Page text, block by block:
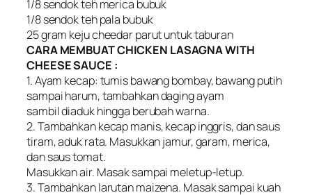
1/8 sendok teh merica bubuk
1/8 sendok teh pala bubuk
25 gram keju cheedar parut untuk taburan
CARA MEMBUAT CHICKEN LASAGNA WITH
CHEESE SAUCE :
1. Ayam kecap: tumis bawang bombay, bawang putih
sampai harum, tambahkan daging ayam
sambil diaduk hingga berubah warna.
2. Tambahkan kecap manis, kecap inggris, dan saus
tiram, aduk rata. Masukkan jamur, garam, merica,
dan saus tomat.
Masukkan air. Masak sampai meletup-letup.
3. Tambahkan larutan maizena. Masak sampai kuah